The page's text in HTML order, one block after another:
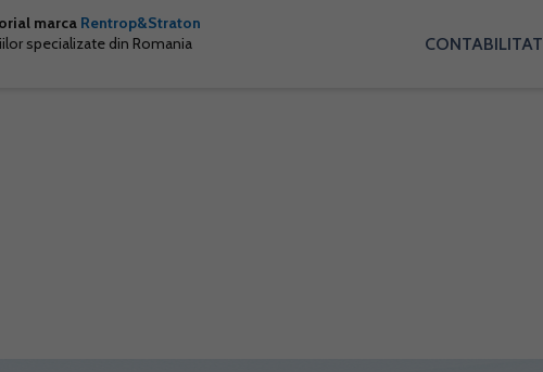
marca Rentrop&Straton
specializate din Romania